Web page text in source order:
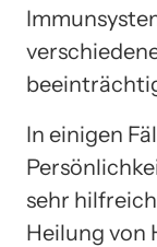
In einigen
sehr
Heilung von